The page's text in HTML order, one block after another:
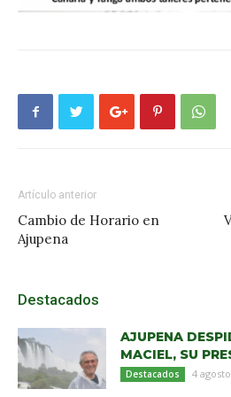
Artículo anterior
Cambio de Horario en
Ajupena
Destacados
AJUPENA
MACIEL, SU
Destacados 4